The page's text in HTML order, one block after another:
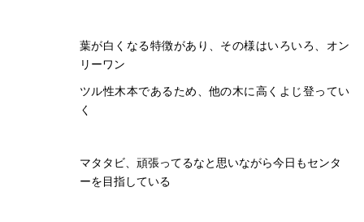
葉が白くなる特徴があり、その様はいろいろ、オン
リーワン
ツル性木本であるため、他の木に高くよじ登ってい
く
マタタビ、頑張ってるなと思いながら今日もセンタ
ーを目指している